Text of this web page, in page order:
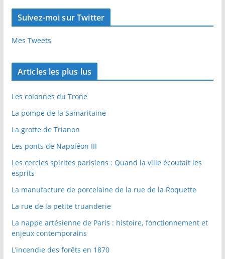
Suivez-moi sur Twitter
Mes Tweets
Articles les plus lus
Les colonnes du Trone
La pompe de la Samaritaine
La grotte de Trianon
Les ponts de Napoléon III
Les cercles spirites parisiens : Quand la ville écoutait les
esprits
La manufacture de porcelaine de la rue de la Roquette
La rue de la petite truanderie
La nappe artésienne de Paris : histoire, fonctionnement et
enjeux contemporains
L’incendie des forêts en 1870